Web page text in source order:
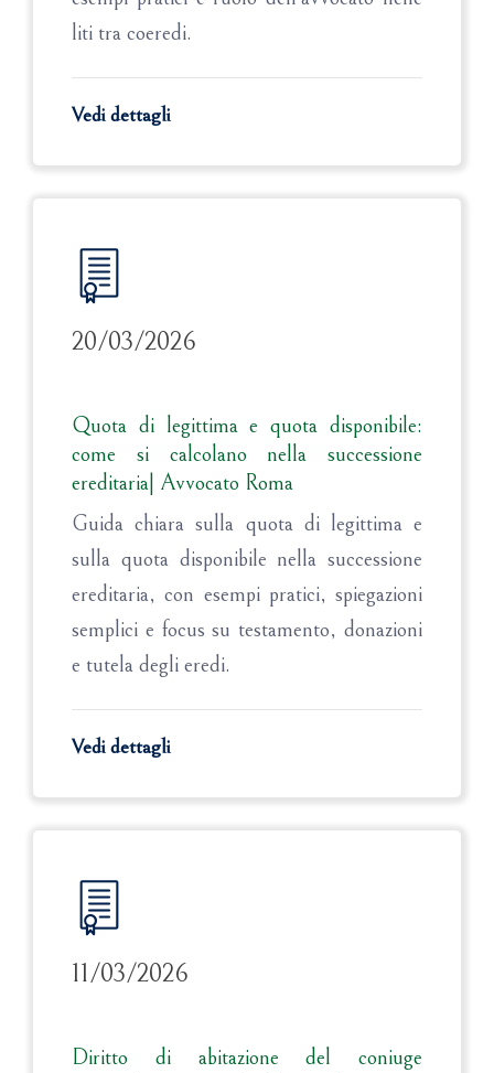
liti tra coeredi.
Vedi dettagli
20/03/2026
Quota di legittima e quota disponibile:
come si calcolano nella successione
ereditaria| Avvocato Roma
Guida chiara sulla quota di legittima e
sulla quota disponibile nella successione
ereditaria, con esempi pratici, spiegazioni
semplici e focus su testamento, donazioni
e tutela degli eredi.
Vedi dettagli
11/03/2026
Diritto di abitazione del coniuge